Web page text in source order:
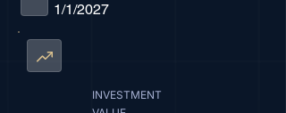
1/1/2027
INVESTMENT